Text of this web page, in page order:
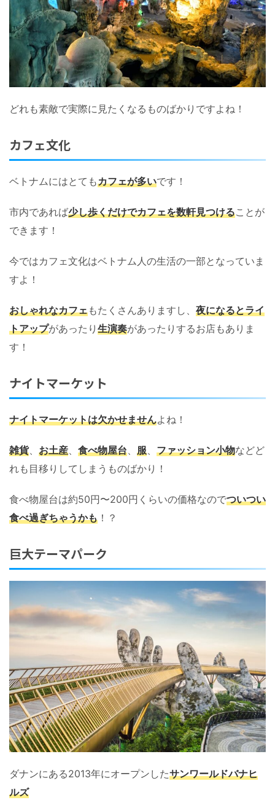
どれも素敵で実際に見たくなるものばかりですよね！
カフェ文化
ベトナムにはとてもカフェが多いです！
市内であれば少し歩くだけでカフェを数軒見つけることが
できます！
今ではカフェ文化はベトナム人の生活の一部となっていま
すよ！
おしゃれなカフェもたくさんありますし、 夜になるとライ
トアップがあったり 生演奏があったりするお店もありま
す！
ナイトマーケット
ナイトマーケットは欠かせませんよね！
雑貨、 お土産、 食べ物屋台、 服、 ファッション小物などど
れも目移りしてしまうものばかり！
食べ物屋台は約50円〜200円くらいの価格なのでついつい
食べ過ぎちゃうかも ！？
巨大テーマパーク
ダナンにある2013年にオープンしたサンワールドバナヒ
ルズ